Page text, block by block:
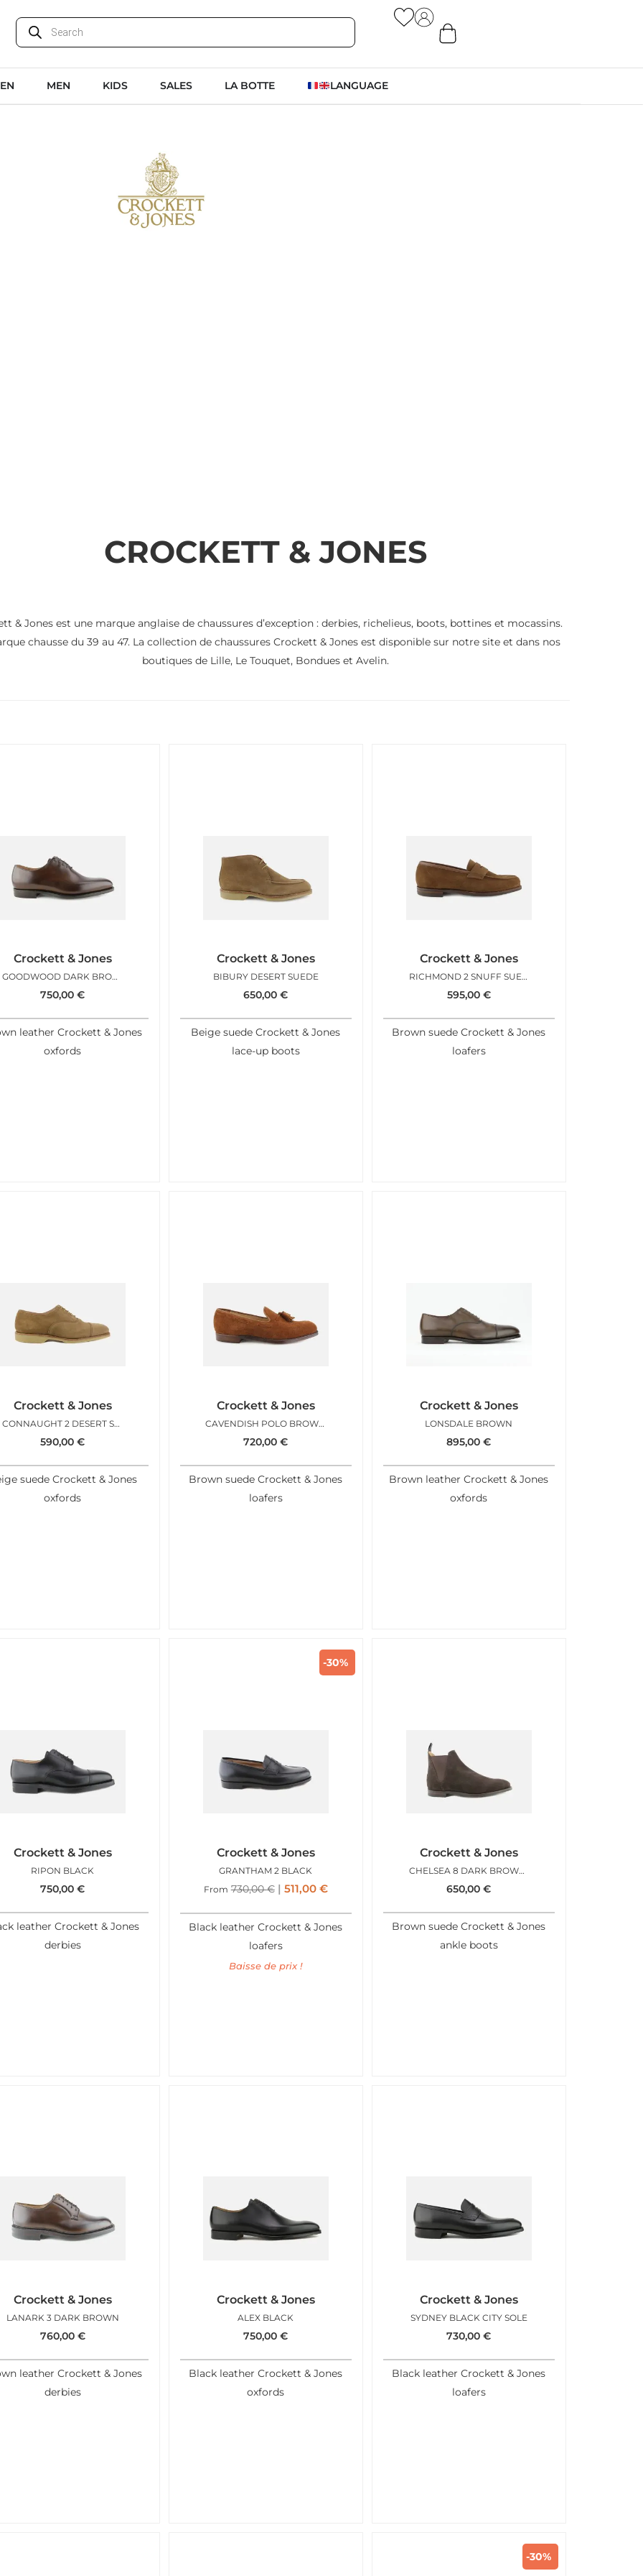
MEN KIDS SALES LA BOTTE LANGUAGE
CROCKETT & JONES
& Jones est une marque anglaise de chaussures d’exception : derbies, richelieus, boots, bottines et mocassins.
chausse du 39 au 47. La collection de chaussures Crockett & Jones est disponible sur notre site et dans nos
boutiques de Lille, Le Touquet, Bondues et Avelin.
Crockett & Jones
GOODWOOD DARK BROWN
750,00€
leather Crockett & Jones
oxfords
Crockett & Jones
BIBURY DESERT SUEDE
650,00€
Beige suede Crockett & Jones
lace-up boots
Crockett & Jones
RICHMOND 2 SNUFF SUEDE CITY SOLE
595,00 €
Brown suede Crockett & Jones
loafers
Crockett & Jones
CONNAUGHT 2 DESERT SUEDE
590,00€
suede Crockett & Jones
oxfords
Crockett & Jones
CAVENDISH POLO BROWN SUEDE
720,00€
Brown suede Crockett & Jones
loafers
Crockett & Jones
LONSDALE BROWN
895,00€
Brown leather Crockett & Jones
oxfords
Crockett & Jones
RIPON BLACK
750,00€
leather Crockett & Jones
derbies
-30%
Crockett & Jones
GRANTHAM 2 BLACK
From 730,00€ 511,00 €
Black leather Crockett & Jones
loafers
Baisse de prix !
Crockett & Jones
CHELSEA 8 DARK BROWN SUEDE
650,00€
Brown suede Crockett & Jones
ankle boots
Crockett & Jones
LANARK 3 DARK BROWN
760,00 €
leather Crockett & Jones
derbies
Crockett & Jones
ALEX BLACK
750,00€
Black leather Crockett & Jones
oxfords
Crockett & Jones
SYDNEY BLACK CITY SOLE
730,00€
Black leather Crockett & Jones
loafers
-30%